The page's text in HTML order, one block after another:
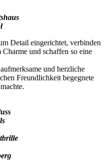
Detail eingerichtet, verbinden
und schaffen so eine
und herzliche
Freundlichkeit begegnete